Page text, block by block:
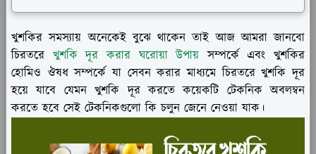
খুশকির সমস্যায় অনেকেই বুঝে থাকেন তাই আজ আমরা জানবো
চিরতরে খুশকি দূর করার ঘরোয়া উপায় সম্পর্কে এবং খুশকির
হোমিও ঔষধ সম্পর্কে যা সেবন করার মাধ্যমে চিরতরে খুশকি দূর
হয়ে যাবে যেমন খুশকি দূর করতে কয়েকটি টেকনিক অবলম্বন
করতে হবে সেই টেকনিকগুলো কি চলুন জেনে নেওয়া যাক।